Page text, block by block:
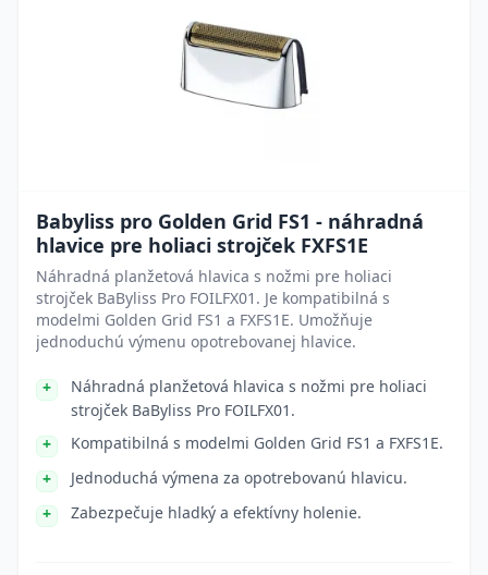
Babyliss pro Golden Grid FS1 - náhradná
hlavice pre holiaci strojček FXFS1E
Náhradná planžetová hlavica s nožmi pre holiaci
strojček BaByliss Pro FOILFX01. Je kompatibilná s
modelmi Golden Grid FS1 a FXFS1E. Umožňuje
jednoduchú výmenu opotrebovanej hlavice.
Náhradná planžetová hlavica s nožmi pre holiaci
strojček BaByliss Pro FOILFX01.
Kompatibilná s modelmi Golden Grid FS1 a FXFS1E.
Jednoduchá výmena za opotrebovanú hlavicu.
Zabezpečuje hladký a efektívny holenie.